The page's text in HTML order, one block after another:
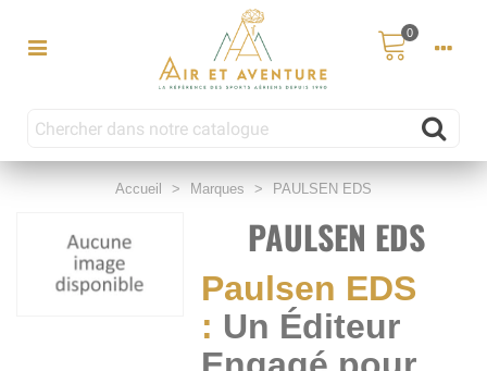
0
Accueil > Marques > PAULSEN EDS
PAULSEN EDS
Paulsen EDS
: Un Éditeur